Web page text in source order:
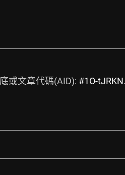
或文章代碼(AID): #1O-tJRKN